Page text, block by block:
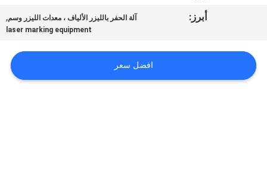
اطلب
أبرز: آلة الحفر بالليزر الألياف ، معدات الليزر وسم,
laser marking equipment
افضل سعر